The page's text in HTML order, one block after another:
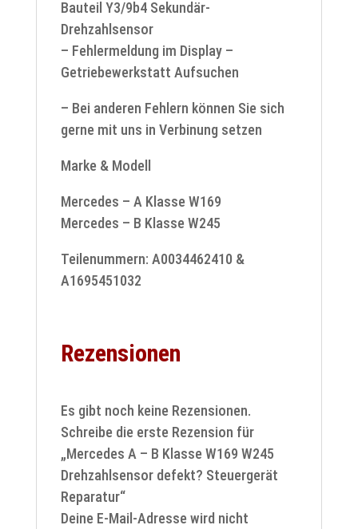
Bauteil Y3/9b4 Sekundär-
Drehzahlsensor
– Fehlermeldung im Display –
Getriebewerkstatt Aufsuchen
– Bei anderen Fehlern können Sie sich
gerne mit uns in Verbinung setzen
Marke & Modell
Mercedes – A Klasse W169
Mercedes – B Klasse W245
Teilenummern: A0034462410 &
A1695451032
Rezensionen
Es gibt noch keine Rezensionen.
Schreibe die erste Rezension für
„Mercedes A – B Klasse W169 W245
Drehzahlsensor defekt? Steuergerät
Reparatur“
Deine E-Mail-Adresse wird nicht